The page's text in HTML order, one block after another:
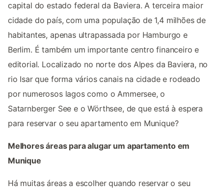
capital do estado federal da Baviera. A terceira maior
cidade do país, com uma população de 1,4 milhões de
habitantes, apenas ultrapassada por Hamburgo e
Berlim. É também um importante centro financeiro e
editorial. Localizado no norte dos Alpes da Baviera, no
rio Isar que forma vários canais na cidade e rodeado
por numerosos lagos como o Ammersee, o
Satarnberger See e o Wörthsee, de que está à espera
para reservar o seu apartamento em Munique?
Melhores áreas para alugar um apartamento em
Munique
Há muitas áreas a escolher quando reservar o seu